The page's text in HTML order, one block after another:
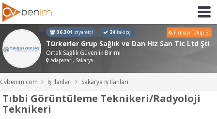
36.301 ziyaretçi 24 takipçi Firmayı Takip Et
Türkerler Grup Sağlık ve Dan Hiz San Tic Ltd Şti
Ortak Sağlık Güvenlik Birimi
Adapazarı, Sakarya
Cvbenim.com İş İlanları Sakarya İş İlanları
Tıbbi Görüntüleme Teknikeri/Radyoloji
Teknikeri